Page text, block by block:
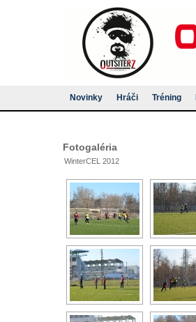
Novinky Hráči Tréning
Fotogaléria
WinterCEL 2012